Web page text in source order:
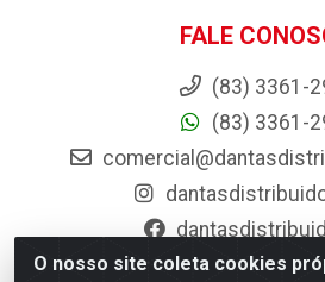
O nosso site coleta cookies
FALE
(83) 3361-
(83) 3361-